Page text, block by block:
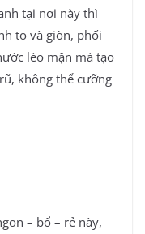
tại nơi này thì
to và giòn, phối
lèo mặn mà tạo
không thể cưỡng
– bổ – rẻ này,